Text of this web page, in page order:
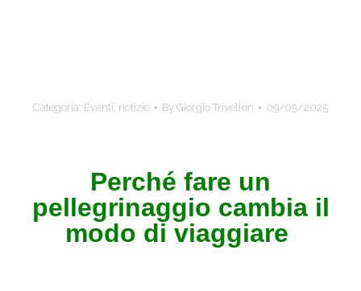
Categoria: Eventi, notizie By Giorgio Trivellon 09/05/2025
Perché fare un
pellegrinaggio cambia il
modo di viaggiare